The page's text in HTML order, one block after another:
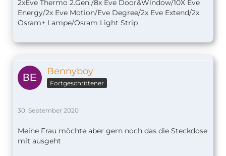
2xEve Thermo 2.Gen./8x Eve Door&Window/10X Eve
Energy/2x Eve Motion/Eve Degree/2x Eve Extend/2x
Osram+ Lampe/Osram Light Strip
Bennyboy
Fortgeschrittener
30. September 2020
Meine Frau möchte aber gern noch das die Steckdose
mit ausgeht